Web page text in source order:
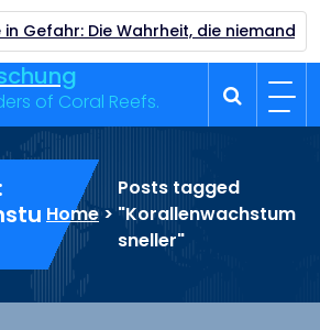
Die Wahrheit, die niemand
of Coral Reefs.
Home>
Posts tagged
"Korallenwachstum
sneller"